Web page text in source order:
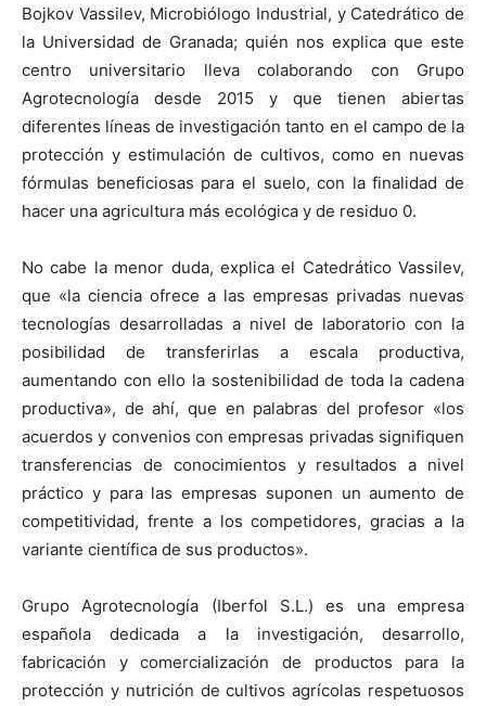
Bojkov Vassilev, Microbiólogo Industrial, y Catedrático de
la Universidad de Granada; quién nos explica que este
centro universitario lleva colaborando con Grupo
Agrotecnología desde 2015 y que tienen abiertas
diferentes líneas de investigación tanto en el campo de la
protección y estimulación de cultivos, como en nuevas
fórmulas beneficiosas para el suelo, con la finalidad de
hacer una agricultura más ecológica y de residuo 0.
No cabe la menor duda, explica el Catedrático Vassilev,
que «la ciencia ofrece a las empresas privadas nuevas
tecnologías desarrolladas a nivel de laboratorio con la
posibilidad de transferirlas a escala productiva,
aumentando con ello la sostenibilidad de toda la cadena
productiva», de ahí, que en palabras del profesor «los
acuerdos y convenios con empresas privadas signifiquen
transferencias de conocimientos y resultados a nivel
práctico y para las empresas suponen un aumento de
competitividad, frente a los competidores, gracias a la
variante científica de sus productos».
Grupo Agrotecnología (Iberfol S.L.) es una empresa
española dedicada a la investigación, desarrollo,
fabricación y comercialización de productos para la
protección y nutrición de cultivos agrícolas respetuosos